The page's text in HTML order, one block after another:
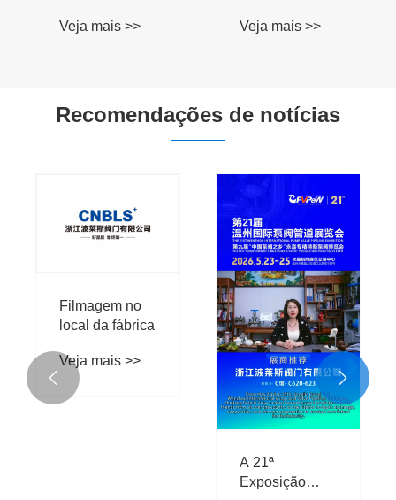
inoxidável fino
Veja mais >>
aço inoxidável
Veja mais >>
Recomendações de notícias
Filmagem no
local da fábrica
Veja mais >>
A 21ª
Exposição
 